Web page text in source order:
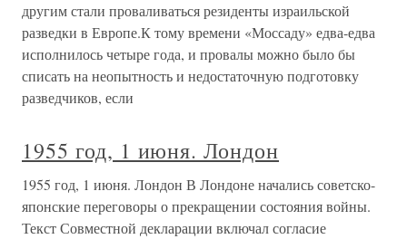
другим стали проваливаться резиденты израильской
разведки в Европе.К тому времени «Моссаду» едва-едва
исполнилось четыре года, и провалы можно было бы
списать на неопытность и недостаточную подготовку
разведчиков, если
1955 год, 1 июня. Лондон
1955 год, 1 июня. Лондон В Лондоне начались советско-
японские переговоры о прекращении состояния войны.
Текст Совместной декларации включал согласие